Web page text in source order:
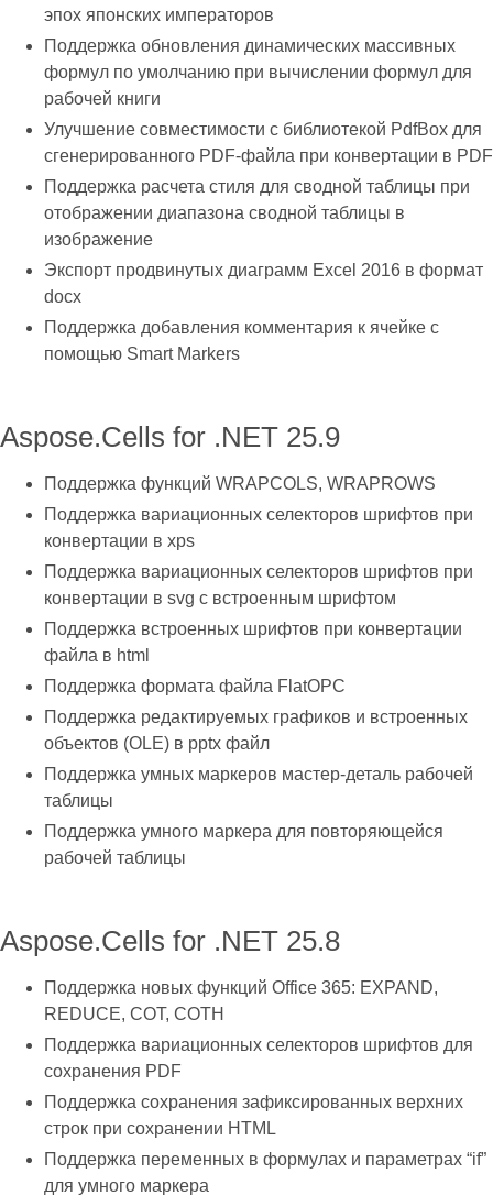
эпох японских императоров
Поддержка обновления динамических массивных
формул по умолчанию при вычислении формул для
рабочей книги
Улучшение совместимости с библиотекой PdfBox для
сгенерированного PDF-файла при конвертации в PDF
Поддержка расчета стиля для сводной таблицы при
отображении диапазона сводной таблицы в
изображение
Экспорт продвинутых диаграмм Excel 2016 в формат
docx
Поддержка добавления комментария к ячейке с
помощью Smart Markers
Aspose.Cells for .NET 25.9
Поддержка функций WRAPCOLS, WRAPROWS
Поддержка вариационных селекторов шрифтов при
конвертации в xps
Поддержка вариационных селекторов шрифтов при
конвертации в svg с встроенным шрифтом
Поддержка встроенных шрифтов при конвертации
файла в html
Поддержка формата файла FlatOPC
Поддержка редактируемых графиков и встроенных
объектов (OLE) в pptx файл
Поддержка умных маркеров мастер-деталь рабочей
таблицы
Поддержка умного маркера для повторяющейся
рабочей таблицы
Aspose.Cells for .NET 25.8
Поддержка новых функций Office 365: EXPAND,
REDUCE, COT, COTH
Поддержка вариационных селекторов шрифтов для
сохранения PDF
Поддержка сохранения зафиксированных верхних
строк при сохранении HTML
Поддержка переменных в формулах и параметрах “if”
для умного маркера